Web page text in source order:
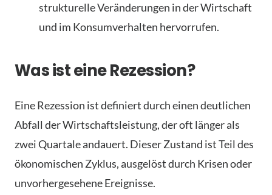
strukturelle Veränderungen in der Wirtschaft
und im Konsumverhalten hervorrufen.
Was ist eine Rezession?
Eine Rezession ist definiert durch einen deutlichen
Abfall der Wirtschaftsleistung, der oft länger als
zwei Quartale andauert. Dieser Zustand ist Teil des
ökonomischen Zyklus, ausgelöst durch Krisen oder
unvorhergesehene Ereignisse.